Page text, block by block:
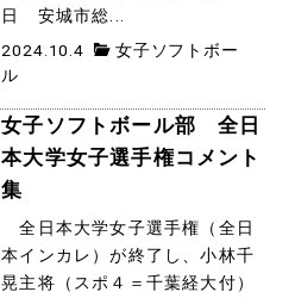
日 安城市総...
2024.10.4
女子ソフトボー
ル
女子ソフトボール部 全日
本大学女子選手権コメント
集
全日本大学女子選手権（全日
本インカレ）が終了し、小林千
晃主将（スポ４＝千葉経大付）